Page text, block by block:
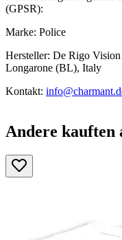
(GPSR):
Marke: Police
Hersteller: De Rigo
Longarone (BL), Italy
Kontakt:
Andere kauften